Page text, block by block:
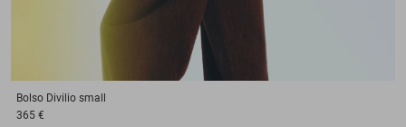
Bolso Divilio small
365 €